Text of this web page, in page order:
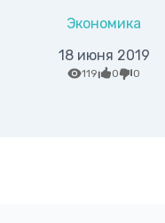
Экономика
18 июня 2019
119 0 0